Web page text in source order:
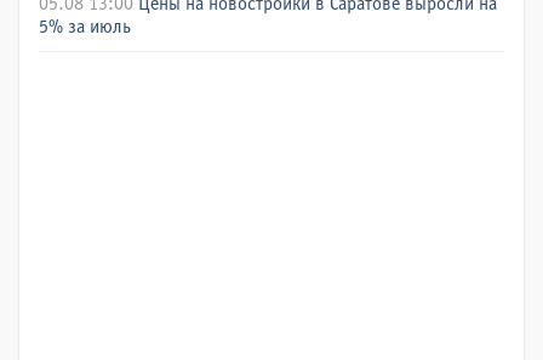
05.08 13:00 Цены на новостройки в Саратове выросли на
5% за июль